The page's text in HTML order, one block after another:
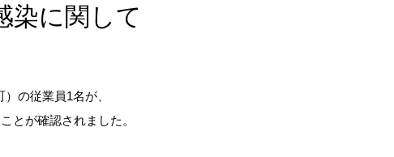
染に関して
の従業員1名が、
とが確認されました。